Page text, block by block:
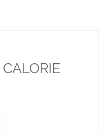
CALORIE